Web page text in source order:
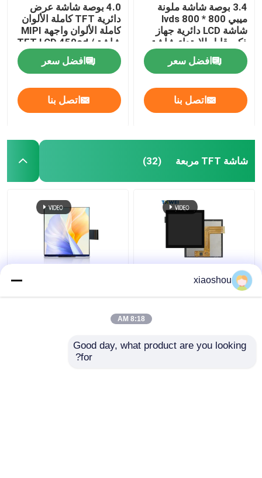
3.4 بوصة شاشة ملونة
ميبي lvds 800 * 800
شاشة LCD دائرية جهاز
ذكي قابل للارتداء شاشة
LCD
افضل سعر
اتصل بنا
4.0 بوصة شاشة عرض
دائرية TFT كاملة الألوان
كاملة الألوان واجهة MIPI
شاشة TFT LCD 450cd /
M2
افضل سعر
اتصل بنا
شاشة TFT مربعة (32)
3.95 بوصة مربع شاشة
TFT 480 X 480 IPS
xiaoshou
8:18 AM
Good day, what product are you looking
for?